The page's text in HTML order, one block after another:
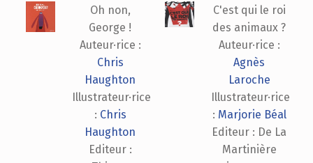
Oh non,
George !
Auteur·rice :
Chris
Haughton
Illustrateur·rice
: Chris
Haughton
Editeur :
C'est qui le roi
des animaux ?
Auteur·rice :
Agnès
Laroche
Illustrateur·rice
: Marjorie Béal
Editeur : De La
Martinière